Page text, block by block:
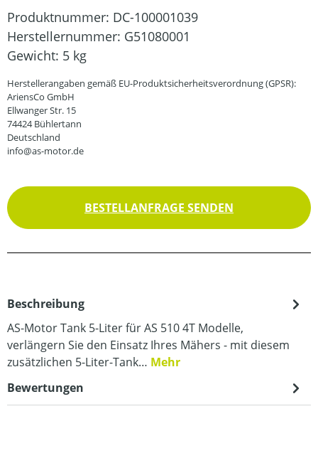
Produktnummer: DC-100001039
Herstellernummer: G51080001
Gewicht: 5 kg
Herstellerangaben gemäß EU-Produktsicherheitsverordnung (GPSR):
AriensCo GmbH
Ellwanger Str. 15
74424 Bühlertann
Deutschland
info@as-motor.de
BESTELLANFRAGE SENDEN
Beschreibung
AS-Motor Tank 5-Liter für AS 510 4T Modelle,
verlängern Sie den Einsatz Ihres Mähers - mit diesem
zusätzlichen 5-Liter-Tank… Mehr
Bewertungen